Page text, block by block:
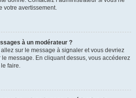
votre avertissement.
à un modérateur ?
allez sur le message à signaler et vous devriez
message. En cliquant dessus, vous accéderez
faire.